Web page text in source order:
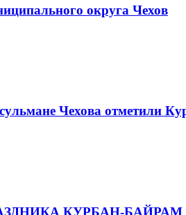
округа Чехов
Чехова отметили
КУРБАН-БАЙРАМ